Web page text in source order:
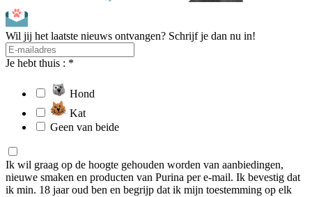
Wil jij het laatste nieuws ontvangen? Schrijf je dan nu in!
Je hebt thuis : *
Hond
Kat
Geen van beide
Ik wil graag op de hoogte gehouden worden van aanbiedingen,
nieuwe smaken en producten van Purina per e-mail. Ik bevestig dat
ik min. 18 jaar oud ben en begrijp dat ik mijn toestemming op elk